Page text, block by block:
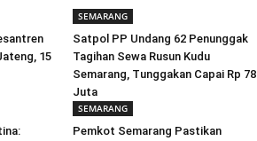
15
SEMARANG
Satpol PP Undang 62 Penunggak
Tagihan Sewa Rusun Kudu
Semarang, Tunggakan Capai Rp 78
Juta
SEMARANG
Pemkot Semarang Pastikan